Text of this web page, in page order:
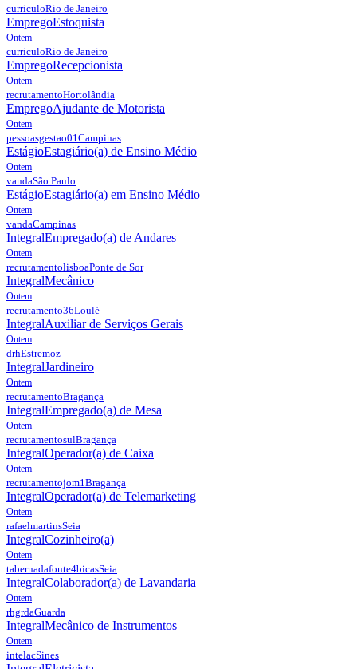
curriculoRio de Janeiro
EmpregoEstoquista
Ontem
curriculoRio de Janeiro
EmpregoRecepcionista
Ontem
recrutamentoHortolândia
EmpregoAjudante de Motorista
Ontem
pessoasgestao01 Campinas
EstágioEstagiário(a) de Ensino Médio
Ontem
vandaSão Paulo
EstágioEstagiário(a) em Ensino Médio
Ontem
vandaCampinas
IntegralEmpregado(a) de Andares
Ontem
recrutamentolisboaPonte de Sor
IntegralMecânico
Ontem
recrutamento36Loulé
IntegralAuxiliar de Serviços Gerais
Ontem
drhEstremoz
IntegralJardineiro
Ontem
recrutamentoBragança
IntegralEmpregado(a) de Mesa
Ontem
recrutamentosulBragança
IntegralOperador(a) de Caixa
Ontem
recrutamentojom1 Bragança
IntegralOperador(a) de Telemarketing
Ontem
rafaelmartinsSeia
IntegralCozinheiro(a)
Ontem
tabernadafonte4bicasSeia
IntegralColaborador(a) de Lavandaria
Ontem
rhgrdaGuarda
IntegralMecânico de Instrumentos
Ontem
intelacSines